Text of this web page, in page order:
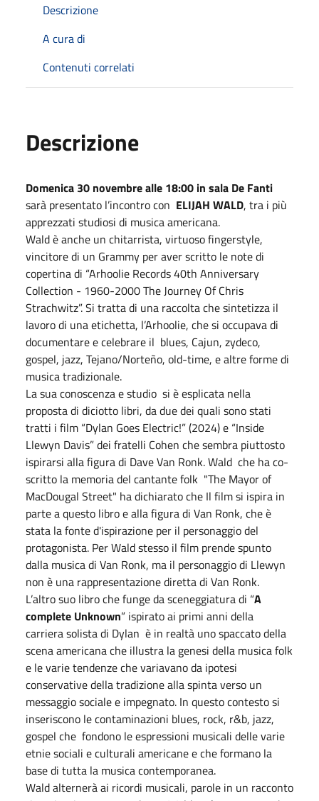
Descrizione
A cura di
Contenuti correlati
Descrizione
Domenica 30 novembrealle 18:00 in sala De Fanti
sarà presentato l’incontro con ELIJAH WALD, tra i più
apprezzati studiosi di musica americana.
Wald è anche un chitarrista, virtuoso fingerstyle,
vincitore di un Grammy per aver scritto le note di
copertina di “Arhoolie Records 40th Anniversary
Collection - 1960-2000 The Journey Of Chris
Strachwitz”. Si tratta di una raccolta che sintetizza il
lavoro di una etichetta, l’Arhoolie, che si occupava di
documentare e celebrare il blues, Cajun, zydeco,
gospel, jazz, Tejano/Norteño, old-time, e altre forme di
musica tradizionale.
La sua conoscenza e studio si è esplicata nella
proposta di diciotto libri, da due dei quali sono stati
tratti i film “Dylan Goes Electric!” (2024) e “Inside
Llewyn Davis” dei fratelli Cohen che sembra piuttosto
ispirarsi alla figura di Dave Van Ronk. Wald che ha co-
scritto la memoria del cantante folk "The Mayor of
MacDougal Street" ha dichiarato che Il film si ispira in
parte a questo libro e alla figura di Van Ronk, che è
stata la fonte d'ispirazione per il personaggio del
protagonista. Per Wald stesso il film prende spunto
dalla musica di Van Ronk, ma il personaggio di Llewyn
non è una rappresentazione diretta di Van Ronk.
L’altro suo libro che funge da sceneggiatura di “A
complete Unknown” ispirato ai primi anni della
carriera solista di Dylan è in realtà uno spaccato della
scena americana che illustra la genesi della musica folk
e le varie tendenze che variavano da ipotesi
conservative della tradizione alla spinta verso un
messaggio sociale e impegnato. In questo contesto si
inseriscono le contaminazioni blues, rock, r&b, jazz,
gospel che fondono le espressioni musicali delle varie
etnie sociali e culturali americane e che formano la
base di tutta la musica contemporanea.
Wald alternerà ai ricordi musicali, parole in un racconto